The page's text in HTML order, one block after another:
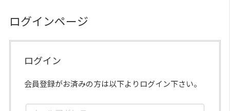
ログインページ
ログイン
会員登録がお済みの方は以下よりログイン下さい。